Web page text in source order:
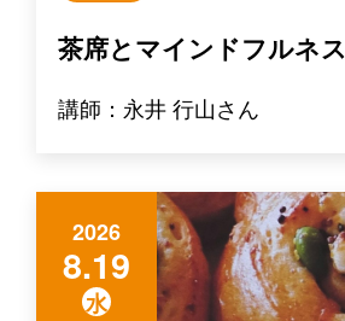
茶席とマインドフルネス
講師：永井 行山さん
2026
8.19
水